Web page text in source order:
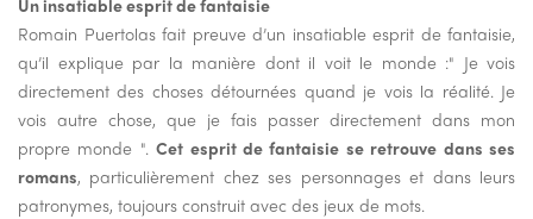
Un insatiable esprit de fantaisie
Romain Puertolas fait preuve d’un insatiable esprit de fantaisie,
qu’il explique par la manière dont il voit le monde :" Je vois
directement des choses détournées quand je vois la réalité. Je
vois autre chose, que je fais passer directement dans mon
propre monde ".Cet esprit de fantaisie se retrouve dans ses
romans, particulièrement chez ses personnages et dans leurs
patronymes, toujours construit avec des jeux de mots.